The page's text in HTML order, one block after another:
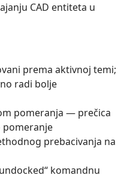
CAD entiteta u
prema aktivnoj temi;
radi bolje
pomeranja — prečica
pomeranje
prebacivanja na
komandnu